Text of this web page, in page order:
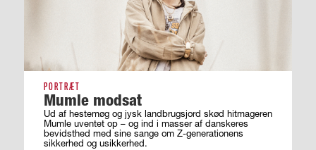
PORTRÆT
Mumle modsat
Ud af hestemøg og jysk landbrugsjord skød hitmageren
Mumle uventet op – og ind i masser af ­danskeres
bevidsthed med sine sange om ­Z-generationens
sikkerhed og usikkerhed.